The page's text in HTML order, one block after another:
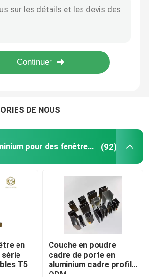
en aluminium
d'extrusion
en aluminium
LED en aluminium
en aluminium
en aluminium
de coin
Ronde 6063 6061 Tubes en aluminium Téléscopique sur mesure
DE NOUS
profils en aluminium pour des fenêtres et des portes (92)
en
série
T5
Couche en poudre
cadre de porte en
aluminium cadre profilé
ODM